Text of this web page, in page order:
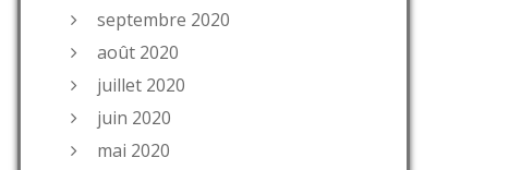
septembre 2020
août 2020
juillet 2020
juin 2020
mai 2020